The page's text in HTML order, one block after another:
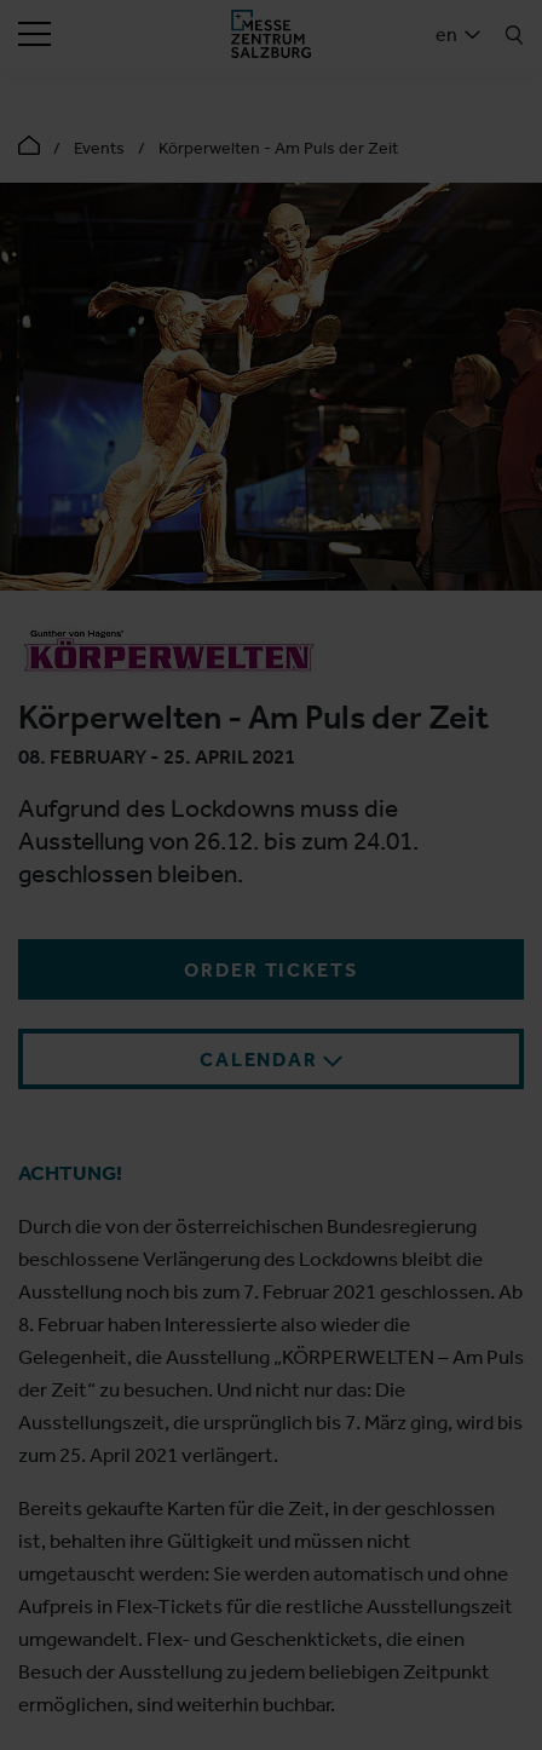
en
Events Körperwelten - Am Puls der Zeit
Körperwelten - Am Puls der Zeit
08. FEBRUARY - 25. APRIL 2021
Aufgrund des Lockdowns muss die
Ausstellung von 26.12. bis zum 24.01.
geschlossen bleiben.
ORDER TICKETS
CALENDAR
ACHTUNG!
Durch die von der österreichischen Bundesregierung
beschlossene Verlängerung des Lockdowns bleibt die
Ausstellung noch bis zum 7. Februar 2021 geschlossen. Ab
8. Februar haben Interessierte also wieder die
Gelegenheit, die Ausstellung „KÖRPERWELTEN – Am Puls
der Zeit“ zu besuchen. Und nicht nur das: Die
Ausstellungszeit, die ursprünglich bis 7. März ging, wird bis
zum 25. April 2021 verlängert.
Bereits gekaufte Karten für die Zeit, in der geschlossen
ist, behalten ihre Gültigkeit und müssen nicht
umgetauscht werden: Sie werden automatisch und ohne
Aufpreis in Flex-Tickets für die restliche Ausstellungszeit
umgewandelt. Flex- und Geschenktickets, die einen
Besuch der Ausstellung zu jedem beliebigen Zeitpunkt
ermöglichen, sind weiterhin buchbar.